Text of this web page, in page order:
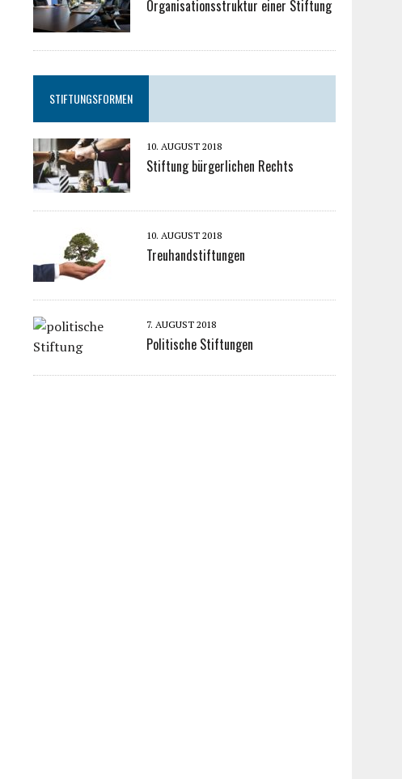
Organisationsstruktur einer Stiftung
STIFTUNGSFORMEN
10. AUGUST 2018
Stiftung bürgerlichen Rechts
10. AUGUST 2018
Treuhandstiftungen
7. AUGUST 2018
Politische Stiftungen